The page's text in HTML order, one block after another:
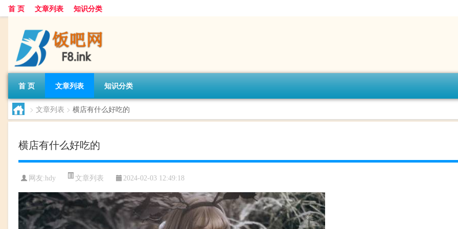
首 页 文章列表 知识分类
首 页 文章列表 知识分类
> 文章列表 > 横店有什么好吃的
横店有什么好吃的
网友:hdy 文章列表 2024-02-03 12:49:18